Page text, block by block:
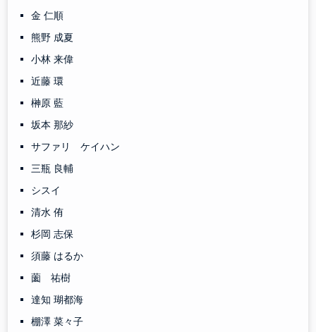
金 仁順
熊野 成夏
小林 来偉
近藤 環
榊原 藍
坂本 那紗
サファリ ケイハン
三瓶 良輔
シスイ
清水 侑
杉岡 志保
須藤 はるか
薗 祐樹
達知 瑚都海
棚澤 菜々子